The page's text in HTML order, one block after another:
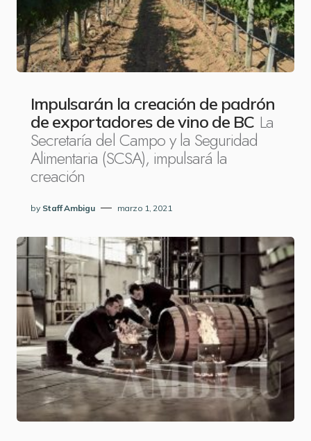
Impulsarán la creación de padrón
de exportadores de vino de BC La
Secretaría del Campo y la Seguridad
Alimentaria (SCSA), impulsará la
creación
by Staff Ambigu marzo 1, 2021